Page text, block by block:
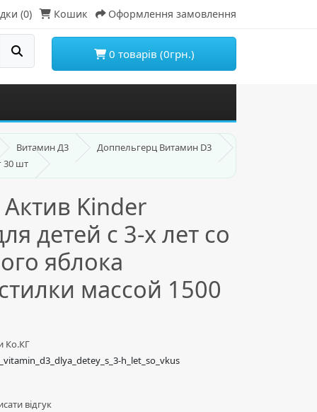
(0) Кошик Оформлення замовлення
0 товарів (0грн.)
Витамин Д3
Доппельгерц Витамин D3
30 шт
Kinder
детей с 3-х лет со
яблока
массой 1500
Ко.КГ
h_let_so_vkus
відгук